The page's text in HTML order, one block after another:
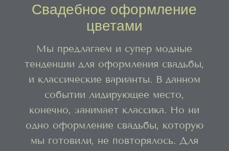
Свадебное оформление
цветами
Мы предлагаем и супер модные
тенденции для оформления свадьбы,
и классические варианты. В данном
событии лидирующее место,
конечно, занимает классика. Но ни
одно оформление свадьбы, которую
мы готовили, не повторялось. Для